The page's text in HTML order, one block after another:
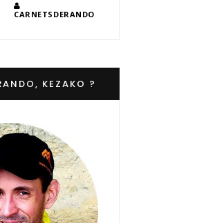
CARNETSDERANDO
KEZAKO ?